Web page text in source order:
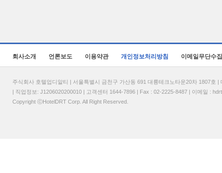
회사소개 언론보도 이용약관 개인정보처리방침 이메일무단수
주식회사 호텔업디알티 | 서울특별시 금천구 가산동 691 대륭테크노타운20차 1807
| 직업정보: J1206020200010 | 고객센터 1644-7896 | Fax : 02-2225-8487 | 이메일 :
Copyright ⓒHotelDRT Corp. All Right Reserved.